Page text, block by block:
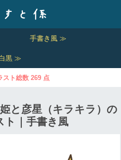
手書き風 ≫
黒 ≫
スト総数 269 点
と彦星（キラキラ）の
ト｜手書き風